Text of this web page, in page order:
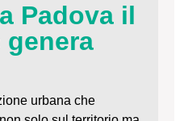
Padova il
genera
urbana che